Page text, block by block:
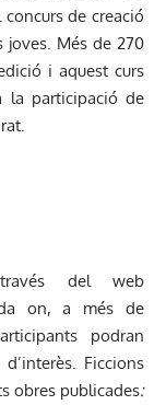
de creació
joves. Més de 270
i aquest curs
la participació de
del web
on, a més de
podran
Ficcions
obres publicades: